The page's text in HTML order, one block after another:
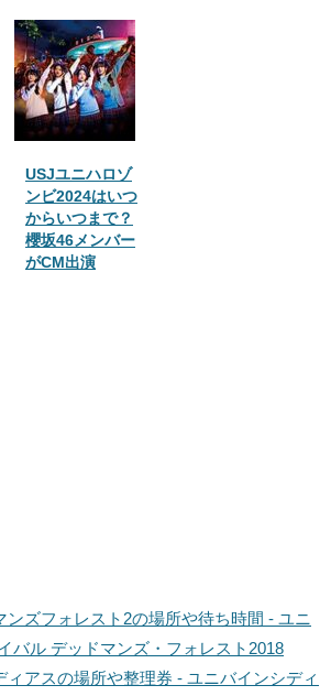
USJユニハロゾ
ンビ2024はいつ
からいつまで？
櫻坂46メンバー
がCM出演
ンズフォレスト2の場所や待ち時間 - ユニ
バル デッドマンズ・フォレスト2018
ィアスの場所や整理券 - ユニバインシディ